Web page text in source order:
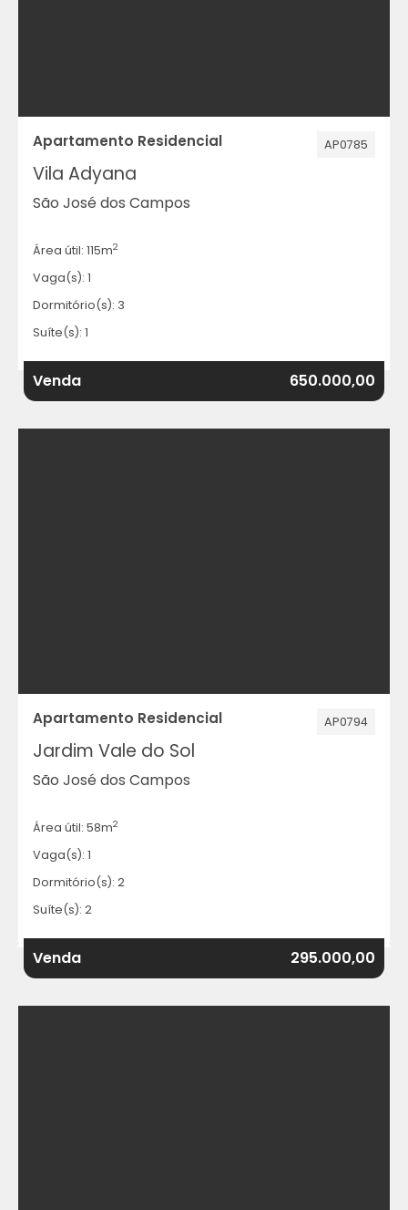
Apartamento Residencial AP0785
Vila Adyana
São José dos Campos
Área útil: 115m2
Vaga(s): 1
Dormitório(s): 3
Suíte(s): 1
Venda 650.000,00
Apartamento Residencial AP0794
Jardim Vale do Sol
São José dos Campos
Área útil: 58m2
Vaga(s): 1
Dormitório(s): 2
Suíte(s): 2
Venda 295.000,00